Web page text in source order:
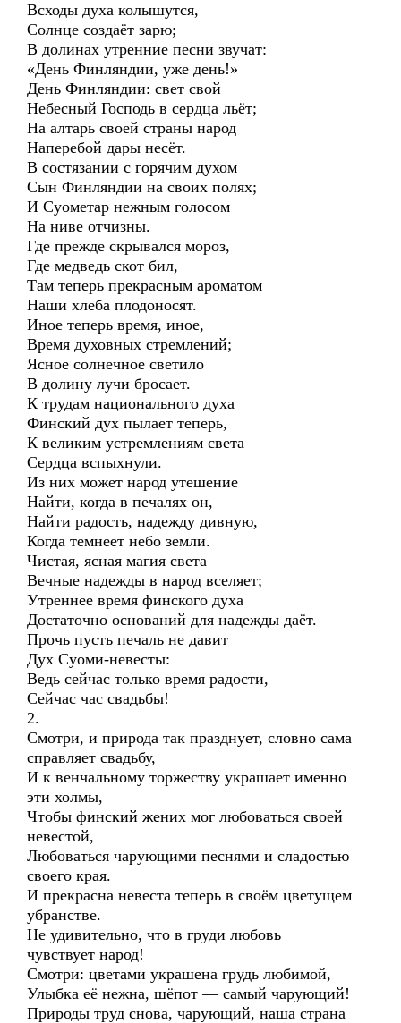
Всходы духа колышутся,
Солнце создаёт зарю;
В долинах утренние песни звучат:
«День Финляндии, уже день!»
День Финляндии: свет свой
Небесный Господь в сердца льёт;
На алтарь своей страны народ
Наперебой дары несёт.
В состязании с горячим духом
Сын Финляндии на своих полях;
И Суометар нежным голосом
На ниве отчизны.
Где прежде скрывался мороз,
Где медведь скот бил,
Там теперь прекрасным ароматом
Наши хлеба плодоносят.
Иное теперь время, иное,
Время духовных стремлений;
Ясное солнечное светило
В долину лучи бросает.
К трудам национального духа
Финский дух пылает теперь,
К великим устремлениям света
Сердца вспыхнули.
Из них может народ утешение
Найти, когда в печалях он,
Найти радость, надежду дивную,
Когда темнеет небо земли.
Чистая, ясная магия света
Вечные надежды в народ вселяет;
Утреннее время финского духа
Достаточно оснований для надежды даёт.
Прочь пусть печаль не давит
Дух Суоми-невесты:
Ведь сейчас только время радости,
Сейчас час свадьбы!
2.
Смотри, и природа так празднует, словно сама
справляет свадьбу,
И к венчальному торжеству украшает именно
эти холмы,
Чтобы финский жених мог любоваться своей
невестой,
Любоваться чарующими песнями и сладостью
своего края.
И прекрасна невеста теперь в своём цветущем
убранстве.
Не удивительно, что в груди любовь
чувствует народ!
Смотри: цветами украшена грудь любимой,
Улыбка её нежна, шёпот — самый чарующий!
Природы труд снова, чарующий, наша страна